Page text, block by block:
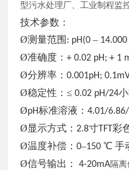
型污水处理厂、工业制程监
技术参数：
Ø测量范围 : pH(0–
Ø准确度：+ 0.02 pH; + 1
Ø分辨率：0.001pH;
Ø稳定性：≤0.02 pH/24
ØpH标准溶液：4.01/
Ø显示方式： 2.8寸 TFT彩
Ø温度补偿：0–150 ℃ 手
Ø信号输出：4-20mA隔